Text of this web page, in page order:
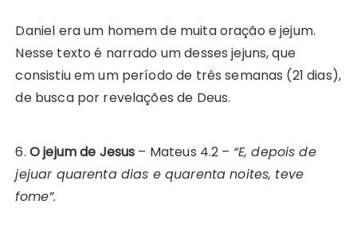
Daniel era um homem de muita oração e jejum.
Nesse texto é narrado um desses jejuns, que
consistiu em um período de três semanas (21 dias),
de busca por revelações de Deus.
6. O jejum de Jesus – Mateus 4.2 – “E, depois de
jejuar quarenta dias e quarenta noites, teve
fome”.